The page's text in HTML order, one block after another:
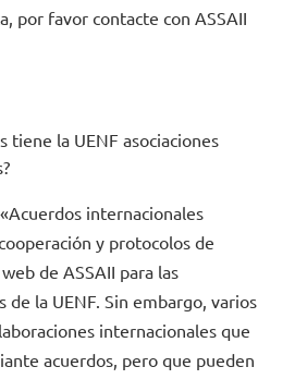
por favor contacte con ASSAII
tiene la UENF asociaciones
internacionales
y protocolos de
de ASSAII para las
de la UENF. Sin embargo, varios
internacionales que
acuerdos, pero que pueden